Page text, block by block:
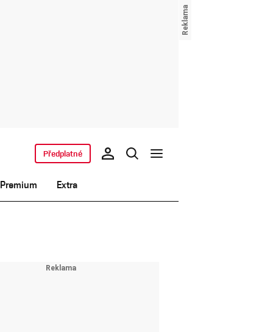
Premium Extra
Předplatné